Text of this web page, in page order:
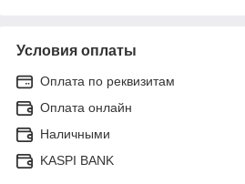
Условия оплаты
Оплата по реквизитам
Оплата онлайн
Наличными
KASPI BANK